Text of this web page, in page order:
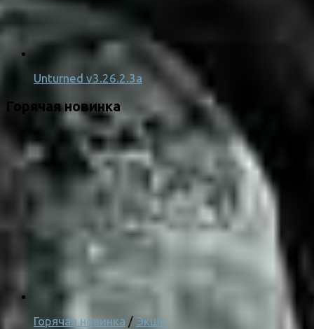
Unturned v3.26.2.3a
Горячая новинка
Горячая новинка / Экшн